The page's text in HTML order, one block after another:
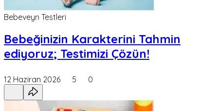
Bebeveyn Testleri
Bebeğinizin Karakterini Tahmin
ediyoruz; Testimizi Çözün!
12 Haziran 2026 5 0